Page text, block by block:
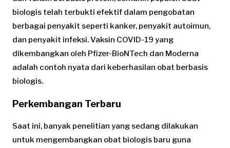
biologis telah terbukti efektif dalam pengobatan
berbagai penyakit seperti kanker, penyakit autoimun,
dan penyakit infeksi. Vaksin COVID-19 yang
dikembangkan oleh Pfizer-BioNTech dan Moderna
adalah contoh nyata dari keberhasilan obat berbasis
biologis.
Perkembangan Terbaru
Saat ini, banyak penelitian yang sedang dilakukan
untuk mengembangkan obat biologis baru guna